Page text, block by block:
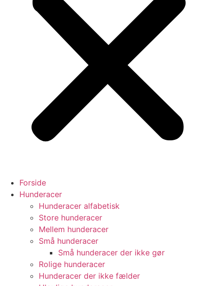
Forside
Hunderacer
Hunderacer alfabetisk
Store hunderacer
Mellem hunderacer
Små hunderacer
Små hunderacer der ikke gør
Rolige hunderacer
Hunderacer der ikke fælder